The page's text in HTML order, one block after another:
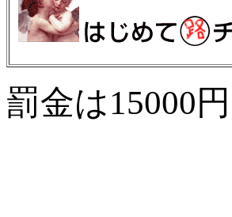
罰金は15000